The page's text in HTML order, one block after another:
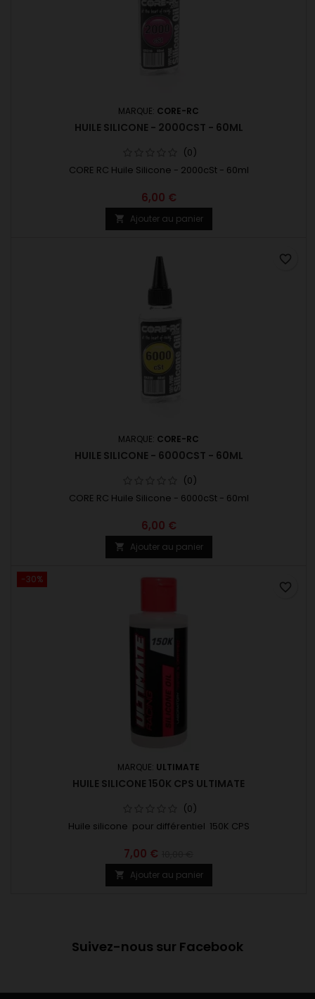
MARQUE: CORE-RC
HUILE SILICONE - 2000CST - 60ML
(0)
CORE RC Huile Silicone - 2000cSt - 60ml
6,00 €
 Ajouter au panier
MARQUE: CORE-RC
HUILE SILICONE - 6000CST - 60ML
(0)
CORE RC Huile Silicone - 6000cSt - 60ml
6,00 €
 Ajouter au panier
favorite_border
-30%
MARQUE: ULTIMATE
HUILE SILICONE 150K CPS ULTIMATE
(0)
Huile silicone pour différentiel 150K CPS
7,00 €
 Ajouter au panier
favorite_border
Suivez-nous sur Facebook